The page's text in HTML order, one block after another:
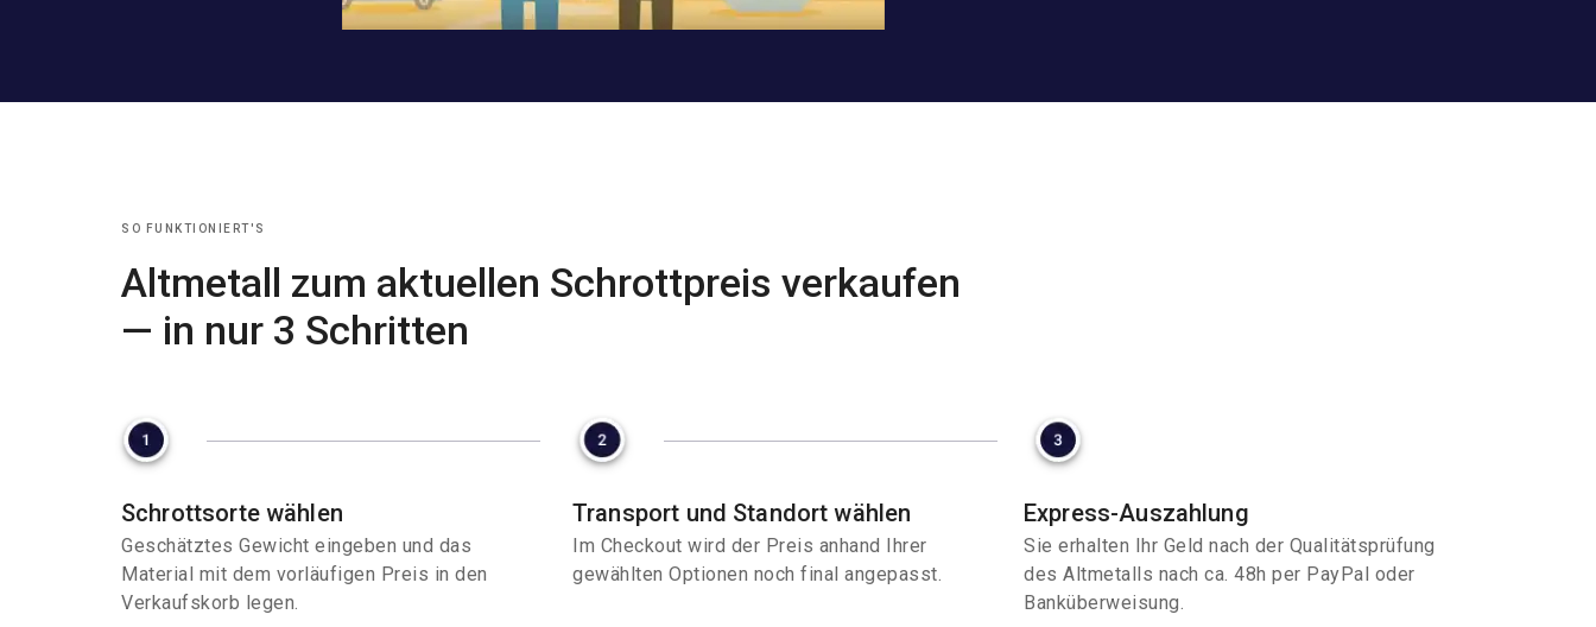
SO FUNKTIONIERT'S
Altmetall zum aktuellen Schrottpreis verkaufen
— in nur 3 Schritten
Schrottsorte wählen
Geschätztes Gewicht eingeben und das
Material mit dem vorläufigen Preis in den
Verkaufskorb legen.
Transport und Standort wählen
Im Checkout wird der Preis anhand Ihrer
gewählten Optionen noch final angepasst.
Express-Auszahlung
Sie erhalten Ihr Geld nach der Qualitätsprüfung
des Altmetalls nach ca. 48h per PayPal oder
Banküberweisung.